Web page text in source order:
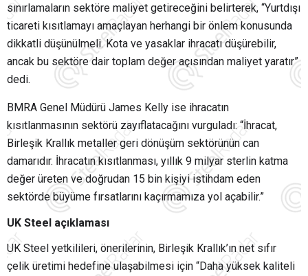
sınırlamaların sektöre maliyet getireceğini belirterek, “Yurtdışı
ticareti kısıtlamayı amaçlayan herhangi bir önlem konusunda
dikkatli düşünülmeli. Kota ve yasaklar ihracatı düşürebilir,
ancak bu sektöre dair toplam değer açısından maliyet yaratır”
dedi.
BMRA Genel Müdürü James Kelly ise ihracatın
kısıtlanmasının sektörü zayıflatacağını vurguladı: “İhracat,
Birleşik Krallık metaller geri dönüşüm sektörünün can
damarıdır. İhracatın kısıtlanması, yıllık 9 milyar sterlin katma
değer üreten ve doğrudan 15 bin kişiyi istihdam eden
sektörde büyüme fırsatlarını kaçırmamıza yol açabilir.”
UK Steel açıklaması
UK Steel yetkilileri, önerilerinin, Birleşik Krallık’ın net sıfır
çelik üretimi hedefine ulaşabilmesi için “Daha yüksek kaliteli